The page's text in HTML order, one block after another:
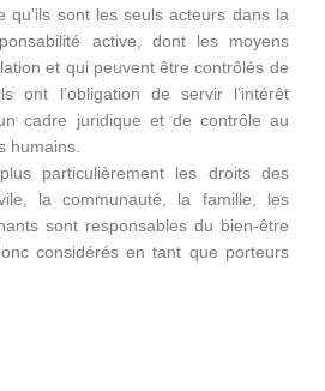
qu’ils sont les seuls acteurs dans la
active, dont les moyens
et qui peuvent être contrôlés de
ont l’obligation de servir l’intérêt
cadre juridique et de contrôle au
humains.
particulièrement les droits des
la communauté, la famille, les
sont responsables du bien-être
considérés en tant que porteurs